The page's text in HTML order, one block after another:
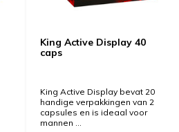
King Active Display 40
caps
King Active Display bevat 20
handige verpakkingen van 2
capsules en is ideaal voor
mannen ...